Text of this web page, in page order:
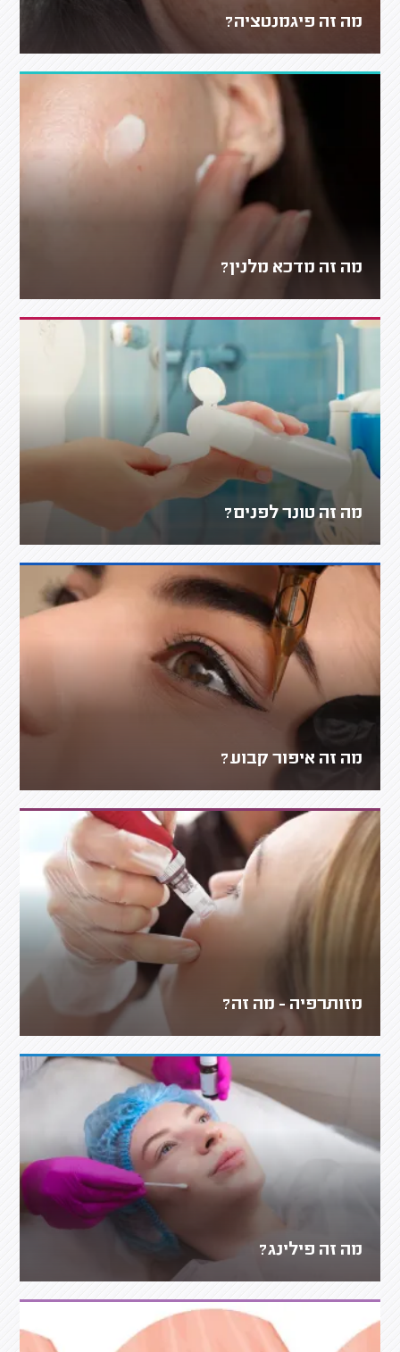
מה זה פיגמנטציה?
מה זה מדכא מלנין?
מה זה טונר לפנים?
מה זה איפור קבוע?
מזותרפיה - מה זה?
מה זה פילינג?